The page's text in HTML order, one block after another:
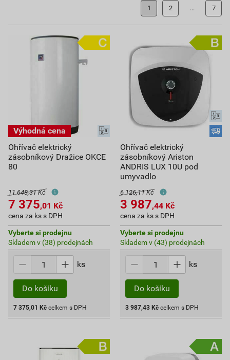
1 2 ... 7
Ohřívač elektrický
zásobníkový Dražice OKCE
80
11 648,31 Kč
7 375,01 Kč
cena za ks s DPH
Vyberte si prodejnu
Skladem v (38) prodejnách
ks
Do košíku
7 375,01 Kč celkem s DPH
Ohřívač elektrický
zásobníkový Ariston
ANDRIS LUX 10U pod
umyvadlo
6 126,11 Kč
3 987,44 Kč
cena za ks s DPH
Vyberte si prodejnu
Skladem v (43) prodejnách
ks
Do košíku
3 987,43 Kč celkem s DPH